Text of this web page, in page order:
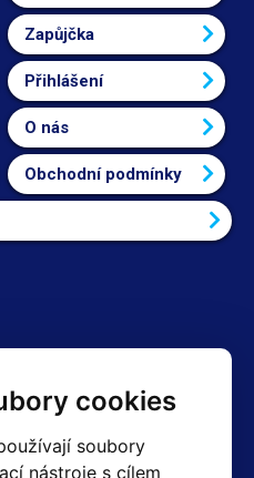
cookies
soubory
nástroje s cílem
Zapůjčka
Přihlášení
O nás
Obchodní podmínky
234 204